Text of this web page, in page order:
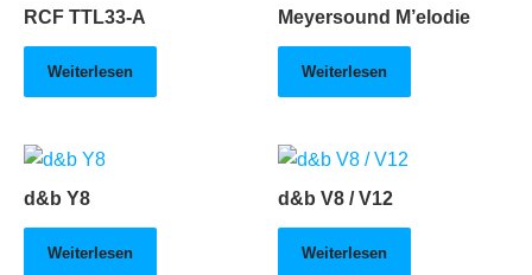
RCF TTL33-A
Weiterlesen
Meyersound M’elodie
Weiterlesen
d&b Y8
Weiterlesen
d&b V8 / V12
Weiterlesen